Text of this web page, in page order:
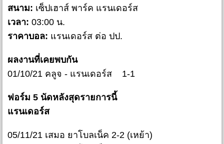
สนาม: เซ็ปเฮาส์ พาร์ค แรนเดอร์ส
เวลา: 03:00 น.
ราคาบอล: แรนเดอร์ส ต่อ ปป.
ผลงานที่เคยพบกัน
01/10/21 คลูจ - แรนเดอร์ส 1-1
ฟอร์ม 5 นัดหลังสุดรายการนี้
แรนเดอร์ส
05/11/21 เสมอ ยาโบลเน็ค 2-2 (เหย้า)